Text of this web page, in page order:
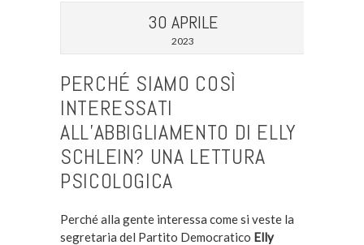
30 APRILE
2023
PERCHÉ SIAMO COSÌ
INTERESSATI
ALL’ABBIGLIAMENTO DI ELLY
SCHLEIN? UNA LETTURA
PSICOLOGICA
Perché alla gente interessa come si veste la
segretaria del Partito Democratico Elly